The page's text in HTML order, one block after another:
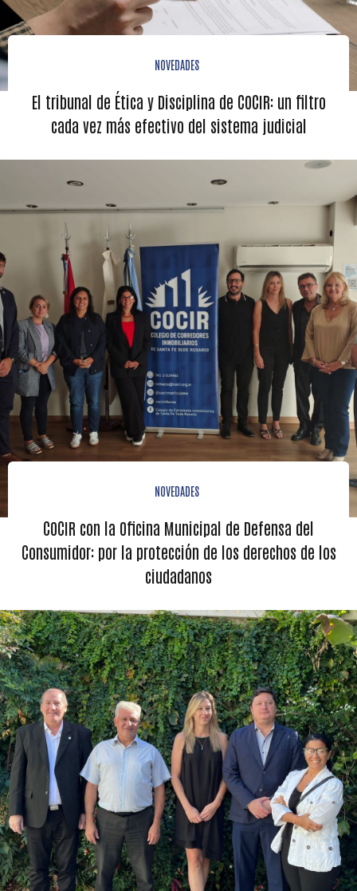
NOVEDADES
El tribunal de Ética y Disciplina de COCIR: un filtro
cada vez más efectivo del sistema judicial
NOVEDADES
COCIR con la Oficina Municipal de Defensa del
Consumidor: por la protección de los derechos de los
ciudadanos